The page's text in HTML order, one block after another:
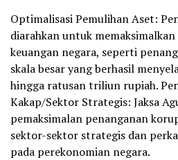
Optimalisasi Pemulihan Aset:
diarahkan untuk
keuangan negara, seperti
skala besar yang berhasil
hingga ratusan triliun rupiah.
Kakap/Sektor Strategis: Jaksa
pemaksimalan penanganan
sektor-sektor strategis dan
pada perekonomian negara.